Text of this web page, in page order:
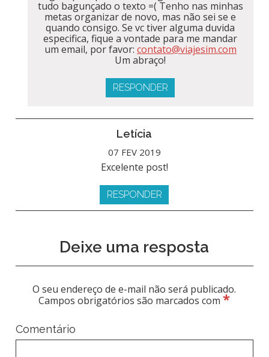
tudo bagunçado o texto =( Tenho nas minhas
metas organizar de novo, mas não sei se e
quando consigo. Se vc tiver alguma duvida
especifica, fique a vontade para me mandar
um email, por favor: contato@viajesim.com
Um abraço!
RESPONDER
Letícia
07 FEV 2019
Excelente post!
RESPONDER
Deixe uma resposta
O seu endereço de e-mail não será publicado.
Campos obrigatórios são marcados com*
Comentário